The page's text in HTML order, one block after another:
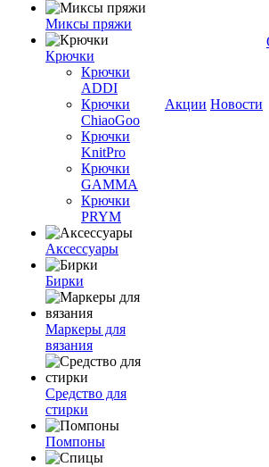
Миксы пряжи
Крючки
Крючки
ADDI
Крючки
ChiaoGoo
Крючки
KnitPro
Крючки
GAMMA
Крючки
PRYM
Аксессуары
Бирки
Маркеры для
вязания
Средство для
стирки
Помпоны
Акции Новости